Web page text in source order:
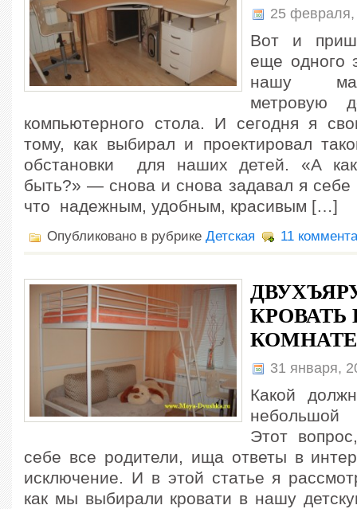
25
Вот и
еще одного
нашу
метровую
компьютерного стола. И сегодня я
тому, как выбирал и проектировал
обстановки для наших детей. «А
быть?» — снова и снова задавал я
что надежным, удобным, красивым […]
Опубликовано в рубрике Детская 11
КРОВАТЬ
КОМНАТЕ
31 января,
Какой
небольшой
Этот
себе все родители, ища ответы в
исключение. И в этой статье я
как мы выбирали кровати в нашу